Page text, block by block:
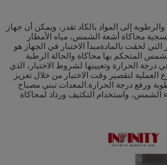
إلى المواد بالكاد تقدر، ويمكن أن جهاز
محاكاة أشعة الشمس، مياه الأمطار
لحقت بالمادةمبدأ الاختبار في الجهاز هو
المتحكم بها محاكاة والحالة الرطبة
الحرارة وتعيينها لشروط الاختبار، الذي
لتقصير وقت الاختبار من خلال تعزيز
ورفع درجة الحرارة.المعدات تبني مصباح
واستخدام التكثيف ورذاذ لمحاكاة